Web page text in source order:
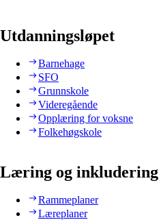
Utdanningsløpet
Barnehage
SFO
Grunnskole
Videregående
Opplæring for voksne
Folkehøgskole
Læring og inkludering
Rammeplaner
Læreplaner